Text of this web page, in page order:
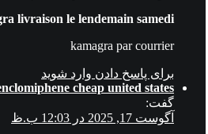
livraison le lendemain samedi
kamagra par courrier
برای پاسخ دادن وارد شوید
cheap united states
گفت:
آگوست 17, 2025 در 12:03 ب.ظ